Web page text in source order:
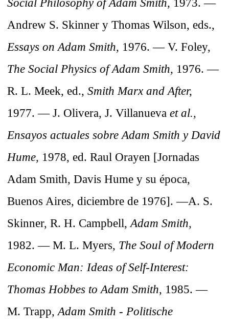
Andrew S. Skinner y Thomas Wilson, eds.,
Essays on Adam Smith, 1976. — V. Foley,
The Social Physics of Adam Smith, 1976. —
R. L. Meek, ed., Smith Marx and After,
1977. — J. Olivera, J. Villanueva et al.,
Ensayos actuales sobre Adam Smith y David
Hume, 1978, ed. Raul Orayen [Jornadas
Adam Smith, Davis Hume y su época,
Buenos Aires, diciembre de 1976]. —A. S.
Skinner, R. H. Campbell, Adam Smith,
1982. — M. L. Myers, The Soul of Modern
Economic Man: Ideas of Self-Interest:
Thomas Hobbes to Adam Smith, 1985. —
M. Trapp, Adam Smith - Politische